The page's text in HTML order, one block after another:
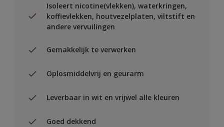
Isoleert nicotine(vlekken), waterkringen,
koffievlekken, houtvezelplaten, viltstift en
andere vervuilingen
Gemakkelijk te verwerken
Oplosmiddelvrij en geurarm
Leverbaar in wit en vrijwel alle kleuren
Goed dekkend